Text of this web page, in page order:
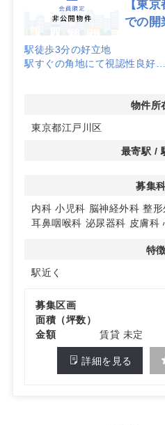
【東
での開
駅徒歩3分の好立地
駅すぐの角地にて視認性良好
詳細はお問い合わせください
物件所
東京都江戸川区
最寄駅 /
募集
内科 小児科 脳神経外科 整
耳鼻咽喉科 泌尿器科 皮膚科
特徴
駅近く
募集区画
面積（坪数）
金額
賃貸 未定
詳細を見る